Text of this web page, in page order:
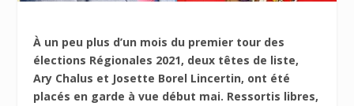
À un peu plus d’un mois du premier tour des
élections Régionales 2021, deux têtes de liste,
Ary Chalus et Josette Borel Lincertin, ont été
placés en garde à vue début mai. Ressortis libres,